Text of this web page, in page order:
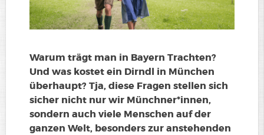
Warum trägt man in Bayern Trachten?
Und was kostet ein Dirndl in München
überhaupt? Tja, diese Fragen stellen sich
sicher nicht nur wir Münchner*innen,
sondern auch viele Menschen auf der
ganzen Welt, besonders zur anstehenden